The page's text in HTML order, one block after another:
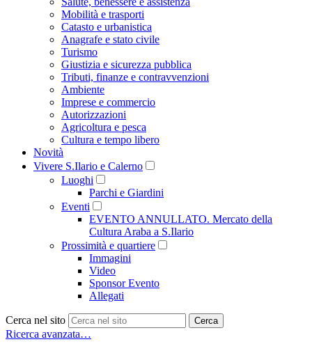
Mobilità e trasporti
Catasto e urbanistica
Anagrafe e stato civile
Turismo
Giustizia e sicurezza pubblica
Tributi, finanze e contravvenzioni
Ambiente
Imprese e commercio
Autorizzazioni
Agricoltura e pesca
Cultura e tempo libero
Novità
Vivere S.Ilario e Calerno
Luoghi
Parchi e Giardini
Eventi
EVENTO ANNULLATO. Mercato della
Cultura Araba a S.Ilario
Prossimità e quartiere
Immagini
Video
Sponsor Evento
Allegati
Cerca nel sito Cerca
Ricerca avanzata…